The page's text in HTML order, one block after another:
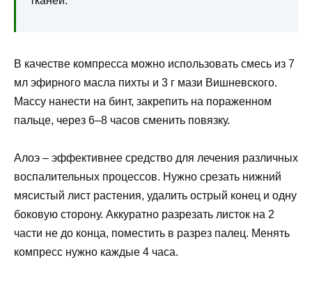
В качестве компресса можно использовать смесь из 7
мл эфирного масла пихты и 3 г мази Вишневского.
Массу нанести на бинт, закрепить на пораженном
пальце, через 6–8 часов сменить повязку.
Алоэ – эффективнее средство для лечения различных
воспалительных процессов. Нужно срезать нижний
мясистый лист растения, удалить острый конец и одну
боковую сторону. Аккуратно разрезать листок на 2
части не до конца, поместить в разрез палец. Менять
компресс нужно каждые 4 часа.